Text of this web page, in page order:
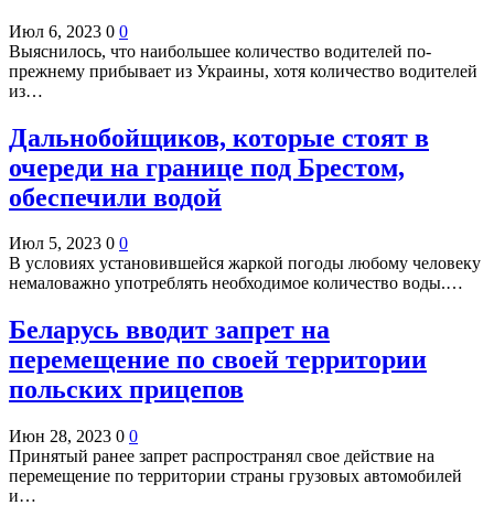
Июл 6, 2023 0 0
Выяснилось, что наибольшее количество водителей по-
прежнему прибывает из Украины, хотя количество водителей
из…
Дальнобойщиков, которые стоят в
очереди на границе под Брестом,
обеспечили водой
Июл 5, 2023 0 0
В условиях установившейся жаркой погоды любому человеку
немаловажно употреблять необходимое количество воды.…
Беларусь вводит запрет на
перемещение по своей территории
польских прицепов
Июн 28, 2023 0 0
Принятый ранее запрет распространял свое действие на
перемещение по территории страны грузовых автомобилей
и…